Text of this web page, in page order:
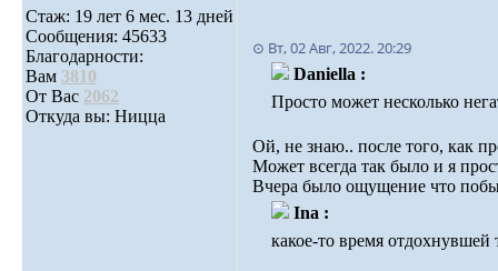
Стаж: 19 лет 6 мес. 13 дней
Сообщения: 45633
Благодарности:
Вам 3810
От Вас 2062
Откуда вы: Ницца
⊙ Вт, 02 Авг, 2022. 20:29
Daniella :
Просто может несколько
Ой, не знаю.. после того, как
Может всегда так было и я
Вчера было ощущение что
Ina :
какое-то время отдохнувшей